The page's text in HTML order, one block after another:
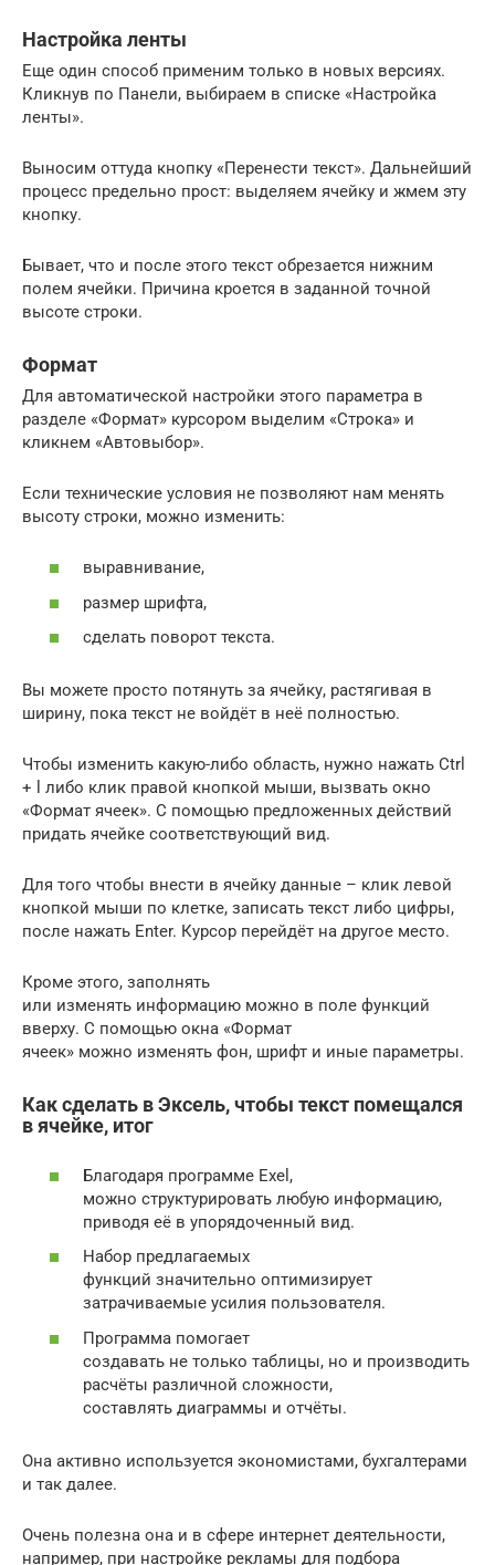
Настройка ленты
Еще один способ применим только в новых версиях.
Кликнув по Панели, выбираем в списке «Настройка
ленты».
Выносим оттуда кнопку «Перенести текст». Дальнейший
процесс предельно прост: выделяем ячейку и жмем эту
кнопку.
Бывает, что и после этого текст обрезается нижним
полем ячейки. Причина кроется в заданной точной
высоте строки.
Формат
Для автоматической настройки этого параметра в
разделе «Формат» курсором выделим «Строка» и
кликнем «Автовыбор».
Если технические условия не позволяют нам менять
высоту строки, можно изменить:
выравнивание,
размер шрифта,
сделать поворот текста.
Вы можете просто потянуть за ячейку, растягивая в
ширину, пока текст не войдёт в неё полностью.
Чтобы изменить какую-либо область, нужно нажать Ctrl
+ l либо клик правой кнопкой мыши, вызвать окно
«Формат ячеек». С помощью предложенных действий
придать ячейке соответствующий вид.
Для того чтобы внести в ячейку данные – клик левой
кнопкой мыши по клетке, записать текст либо цифры,
после нажать Enter. Курсор перейдёт на другое место.
Кроме этого, заполнять
или изменять информацию можно в поле функций
вверху. С помощью окна «Формат
ячеек» можно изменять фон, шрифт и иные параметры.
Как сделать в Эксель, чтобы текст помещался
в ячейке, итог
Благодаря программе Exel,
можно структурировать любую информацию,
приводя её в упорядоченный вид.
Набор предлагаемых
функций значительно оптимизирует
затрачиваемые усилия пользователя.
Программа помогает
создавать не только таблицы, но и производить
расчёты различной сложности,
составлять диаграммы и отчёты.
Она активно используется экономистами, бухгалтерами
и так далее.
Очень полезна она и в сфере интернет деятельности,
например, при настройке рекламы для подбора